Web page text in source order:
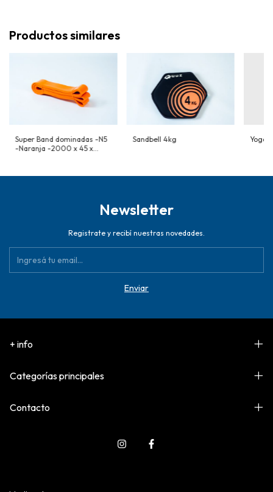
Productos similares
Super Band dominadas -N5
-Naranja -2000 x 45 x
Sandbell 4kg Yoga
Newsletter
Registrate y recibí nuestras novedades.
+ info
Categorías principales
Contacto